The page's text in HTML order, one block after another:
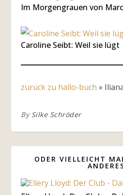
Im Morgengrauen von
Caroline Seibt: Weil sie lügt
zurück zu hallo-buch »
By Silke Schröder
ODER VIELLEICHT